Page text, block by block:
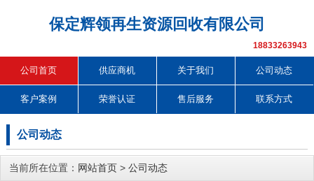
保定辉领再生资源回收有限公司
18833263943
公司首页 供应商机 关于我们 公司动态
客户案例 荣誉认证 售后服务 联系方式
公司动态
当前所在位置： 网站首页 > 公司动态